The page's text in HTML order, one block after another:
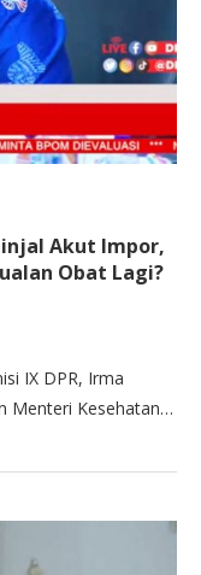
Akut Impor,
Obat Lagi?
IX DPR, Irma
Menteri Kesehatan…